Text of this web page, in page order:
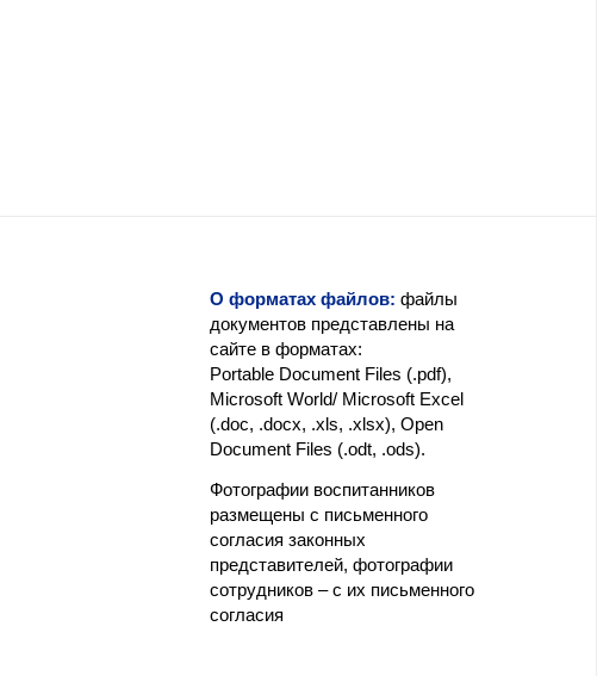
О форматах файлов: файлы
документов представлены на
сайте в форматах:
Portable Document Files (.pdf),
Microsoft World/ Microsoft Excel
(.doc, .docx, .xls, .xlsx), Open
Document Files (.odt, .ods).
Фотографии воспитанников
размещены с письменного
согласия законных
представителей, фотографии
сотрудников – с их письменного
согласия